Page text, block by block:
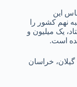
این
نهم کشور را
یک میلیون و
خراسان